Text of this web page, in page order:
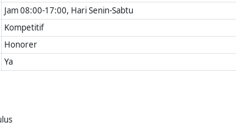
Jam 08:00-17:00, Hari Senin-Sabtu
Kompetitif
Honorer
Ya